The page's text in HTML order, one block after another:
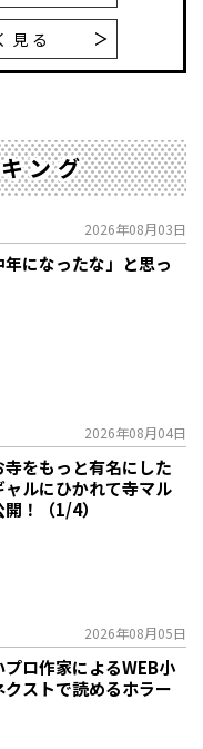
見る
ング
2026年08月03日
年になったな」と思っ
2026年08月04日
寺をもっと有名にした
ルにひかれて寺マル
！（1/4）
2026年08月05日
プロ作家によるWEB小
クストで読めるホラー